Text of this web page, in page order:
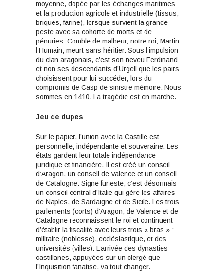
moyenne, dopée par les échanges maritimes
et la production agricole et industrielle (tissus,
briques, farine), lorsque survient la grande
peste avec sa cohorte de morts et de
pénuries. Comble de malheur, notre roi, Martin
l’Humain, meurt sans héritier. Sous l’impulsion
du clan aragonais, c’est son neveu Ferdinand
et non ses descendants d’Urgell que les pairs
choisissent pour lui succéder, lors du
compromis de Casp de sinistre mémoire. Nous
sommes en 1410. La tragédie est en marche.
Jeu de dupes
Sur le papier, l’union avec la Castille est
personnelle, indépendante et souveraine. Les
états gardent leur totale indépendance
juridique et financière. Il est créé un conseil
d’Aragon, un conseil de Valence et un conseil
de Catalogne. Signe funeste, c’est désormais
un conseil central d’Italie qui gère les affaires
de Naples, de Sardaigne et de Sicile. Les trois
parlements (corts) d’Aragon, de Valence et de
Catalogne reconnaissent le roi et continuent
d’établir la fiscalité avec leurs trois « bras » :
militaire (noblesse), ecclésiastique, et des
universités (villes). L’arrivée des dynasties
castillanes, appuyées sur un clergé que
l’Inquisition fanatise, va tout changer.